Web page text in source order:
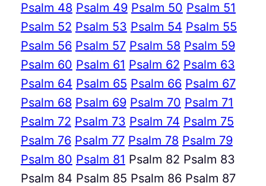
Psalm 48 Psalm 49 Psalm 50 Psalm 51
Psalm 52 Psalm 53 Psalm 54 Psalm 55
Psalm 56 Psalm 57 Psalm 58 Psalm 59
Psalm 60 Psalm 61 Psalm 62 Psalm 63
Psalm 64 Psalm 65 Psalm 66 Psalm 67
Psalm 68 Psalm 69 Psalm 70 Psalm 71
Psalm 72 Psalm 73 Psalm 74 Psalm 75
Psalm 76 Psalm 77 Psalm 78 Psalm 79
Psalm 80 Psalm 81 Psalm 82 Psalm 83
Psalm 84 Psalm 85 Psalm 86 Psalm 87